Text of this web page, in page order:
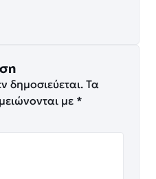
δημοσιεύεται. Τα
με *